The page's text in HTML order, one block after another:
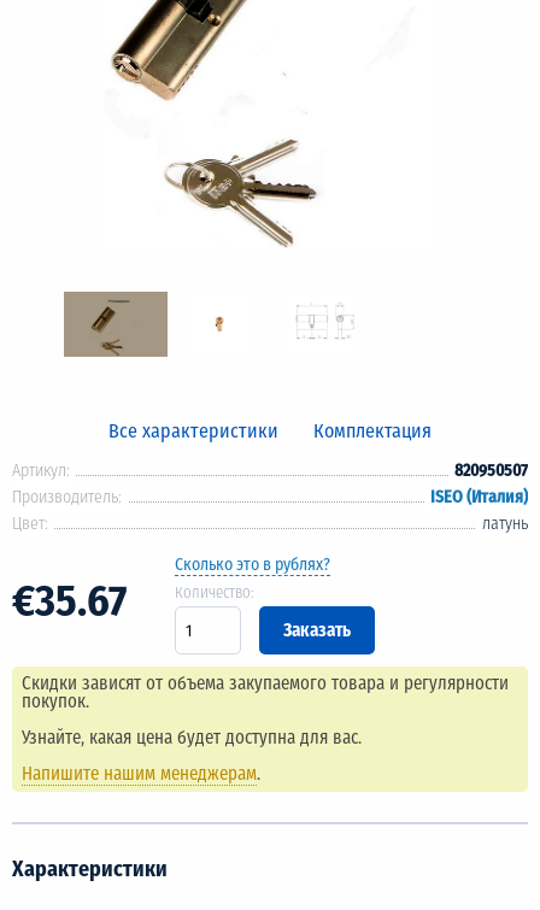
Все характеристики Комплектация
Артикул:
820950507
Производитель:
ISEO (Италия)
Цвет:
латунь
€35.67
Сколько это в рублях?
Количество:
Скидки зависят от объема закупаемого товара и регулярности
покупок.
Узнайте, какая цена будет доступна для вас.
Напишите нашим менеджерам.
Характеристики